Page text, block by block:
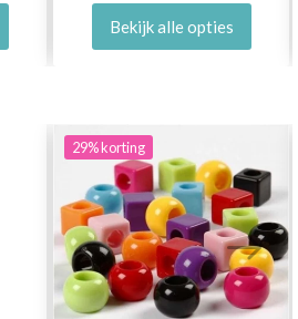
Bekijk alle opties
29%korting